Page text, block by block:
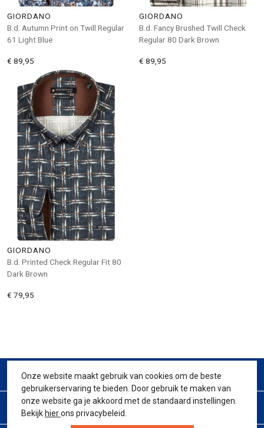
GIORDANO
B.d. Autumn Print on Twill Regular
61 Light Blue
€ 89,95
GIORDANO
B.d. Fancy Brushed Twill Check
Regular 80 Dark Brown
€ 89,95
GIORDANO
B.d. Printed Check Regular Fit 80
Dark Brown
€ 79,95
CONTACT
KLANTENSERVICE
Onze website maakt gebruik van cookies om de beste
gebruikerservaring te bieden. Door gebruik te maken van
onze website ga je akkoord met de standaard instellingen.
Bekijk hierons privacybeleid.